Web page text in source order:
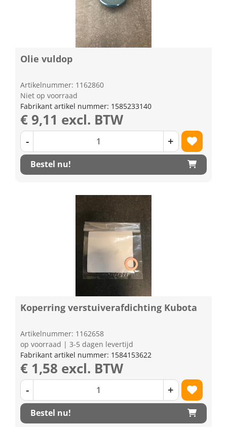
Olie vuldop
Artikelnummer: 1162860
Niet op voorraad
Fabrikant artikel nummer: 1585233140
€ 9,11 excl. BTW
- +
Bestel nu!
Koperring verstuiverafdichting Kubota
Artikelnummer: 1162658
op voorraad | 3-5 dagen levertijd
Fabrikant artikel nummer: 1584153622
€ 1,58 excl. BTW
- +
Bestel nu!